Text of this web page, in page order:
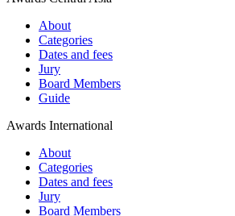
About
Categories
Dates and fees
Jury
Board Members
Guide
Awards International
About
Categories
Dates and fees
Jury
Board Members